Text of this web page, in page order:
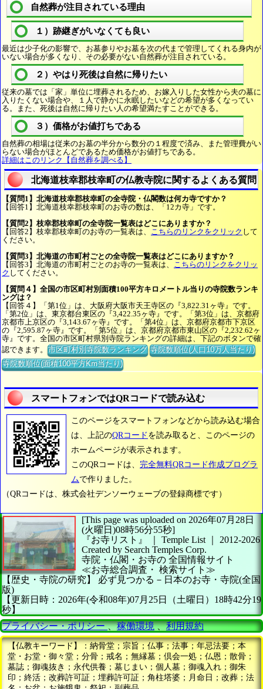
自然葬が注目されている理由
１）跡継ぎがいなくても良い
最近は少子化の影響で、お墓参りやお墓を次の代まで管理してくれる身内が
いない場合が多くなり、その必要がない自然葬が注目されている。
２）やはり死後は自然に帰りたい
従来の墓では「家」単位に埋葬されるため、お嫁入りした女性から夫の墓に
入りたくない場合や、１人で静かに永眠したいなどの希望が多くなってい
る。また、死後は自然に帰りたい人の希望満たすことができる。
３）価格がお値打ちである
自然葬の相場は従来のお墓の半分から数分の１程度で済み、また管理費がい
らない場合がほとんどであるため価格がお値打ちである。
詳細はこのリンク【自然葬を調べる】
北海道枝幸郡枝幸町の仏教寺院に関するよくある質問
【質問1】北海道枝幸郡枝幸町の全寺院・仏閣数は何カ寺ですか？
【回答1】北海道枝幸郡枝幸町のお寺の数は、「12カ寺」です。
【質問2】枝幸郡枝幸町の全寺院一覧表はどこにありますか？
【回答2】枝幸郡枝幸町のお寺の一覧表は、 こちらのリンクをクリック して
ください。
【質問3】北海道の市町村ごとの全寺院一覧表はどこにありますか？
【回答3】北海道の市町村ごとのお寺の一覧表は、 こちらのリンクをクリッ
ク してください。
【質問４】全国の市区町村別面積100平方キロメートル当りの寺院数ランキ
ングは？
【回答４】「第1位」は、大阪府大阪市天王寺区の『3,822.31ヶ寺』です。
「第2位」は、東京都台東区の『3,422.35ヶ寺』です。「第3位」は、京都府
京都市上京区の『3,143.67ヶ寺』です。「第4位」は、京都府京都市下京区
の『2,595.87ヶ寺』です。「第5位」は、京都府京都市東山区の『2,232.62ヶ
寺』です。全国の市区町村県別寺院ランキングの詳細は、下記のボタンで確
認できます。市区町村別寺院数ランキング 寺院数順位(人口10万人当たり)
寺院数順位(面積100平方Km当たり)
スマートフォンではQRコードで読み込む
このページをスマートフォンなどから読み込む場合
は、上記のQRコード を読み取ると、このページの
ホームページが表示されます。
このQRコードは、 完全無料QRコード作成プログラ
ムで作りました。
（QRコードは、株式会社デンソーウェーブの登録商標です）
[This page was uploaded on 2026年07月28日
(火曜日)08時56分55秒]
『お寺リスト』 ｜ Temple List
2012-2026
Created by Search Temples Corp.
寺院・仏閣・お寺の 全国情報サイト
≪お寺総合調査・ 検索サイト≫
【歴史・寺院の研究】
必ず見つかる－日本のお寺・寺院(全国
版)
【更新日時：2026年(令和08年)07月25日（土曜日）18時42分19
秒】
プライバシー・ポリシー、稼働環境、利用規約
【仏教キーワード】：納骨堂；宗旨；仏事；法事；年忌法要；本
堂・お堂・御々堂；分骨；戒名；無縁墓；倶会一処；仏恩；散骨；
墓誌；御魂抜き；永代供養；墓じまい；個人墓；御魂入れ；御朱
印；終活；改葬許可証；埋葬許可証；角柱塔婆；月命日；改葬；法